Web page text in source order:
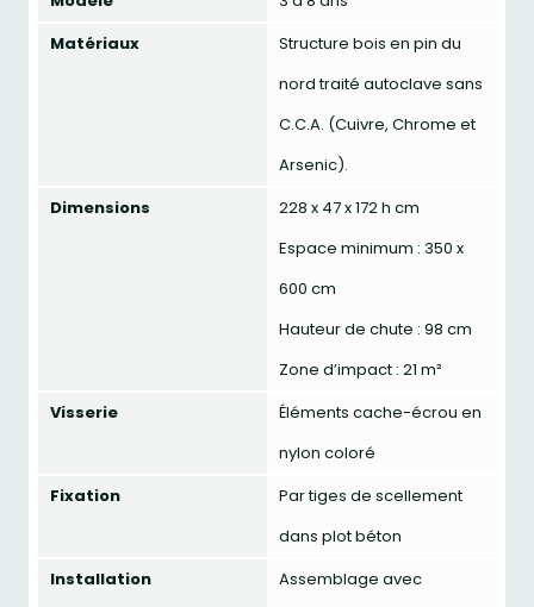
Matériaux
Structure bois en pin du
nord traité autoclave sans
C.C.A. (Cuivre, Chrome et
Arsenic).
Dimensions
228 x 47 x 172 h cm
Espace minimum : 350 x
600 cm
Hauteur de chute : 98 cm
Zone d’impact : 21 m²
Visserie
Éléments cache-écrou en
nylon coloré
Fixation
Par tiges de scellement
dans plot béton
Installation
Assemblage avec